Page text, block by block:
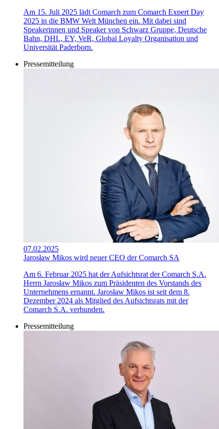
Am 15. Juli 2025 lädt Comarch zum Comarch Expert Day
2025 in die BMW Welt München ein. Mit dabei sind
Speakerinnen und Speaker von Schwarz Gruppe, Deutsche
Bahn, DHL, EY, VeR, Global Loyalty Organisation und
Universität Paderborn.
Pressemitteilung
07.02.2025
Jarosław Mikos wird neuer CEO der Comarch SA
Am 6. Februar 2025 hat der Aufsichtsrat der Comarch S.A.
Herrn Jarosław Mikos zum Präsidenten des Vorstands des
Unternehmens ernannt. Jarosław Mikos ist seit dem 8.
Dezember 2024 als Mitglied des Aufsichtsrats mit der
Comarch S.A. verbunden.
Pressemitteilung